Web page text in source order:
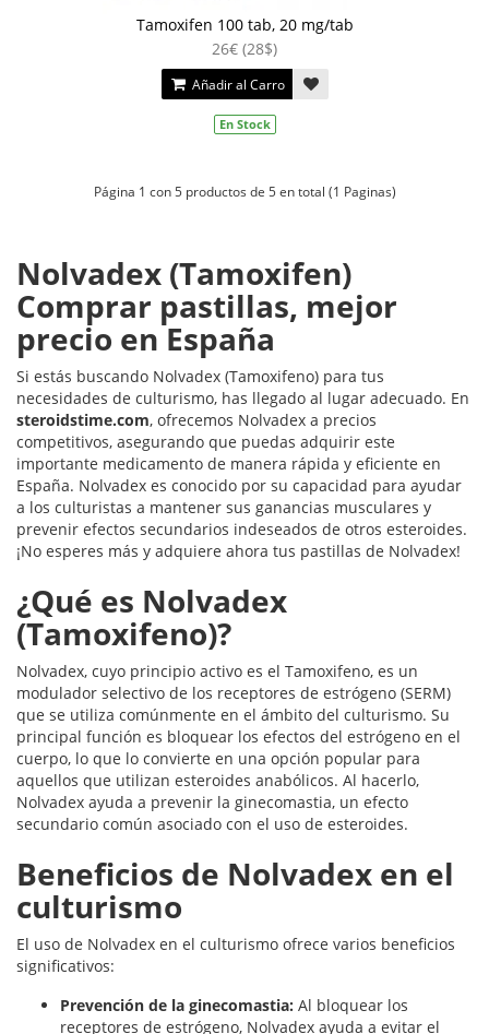
Tamoxifen 100 tab, 20 mg/tab
26€ (28$)
Añadir al Carro
En Stock
Página 1 con 5 productos de 5 en total (1 Paginas)
Nolvadex (Tamoxifen)
Comprar pastillas, mejor
precio en España
Si estás buscando Nolvadex (Tamoxifeno) para tus
necesidades de culturismo, has llegado al lugar adecuado. En
steroidstime.com, ofrecemos Nolvadex a precios
competitivos, asegurando que puedas adquirir este
importante medicamento de manera rápida y eficiente en
España. Nolvadex es conocido por su capacidad para ayudar
a los culturistas a mantener sus ganancias musculares y
prevenir efectos secundarios indeseados de otros esteroides.
¡No esperes más y adquiere ahora tus pastillas de Nolvadex!
¿Qué es Nolvadex
(Tamoxifeno)?
Nolvadex, cuyo principio activo es el Tamoxifeno, es un
modulador selectivo de los receptores de estrógeno (SERM)
que se utiliza comúnmente en el ámbito del culturismo. Su
principal función es bloquear los efectos del estrógeno en el
cuerpo, lo que lo convierte en una opción popular para
aquellos que utilizan esteroides anabólicos. Al hacerlo,
Nolvadex ayuda a prevenir la ginecomastia, un efecto
secundario común asociado con el uso de esteroides.
Beneficios de Nolvadex en el
culturismo
El uso de Nolvadex en el culturismo ofrece varios beneficios
significativos:
Prevención de la ginecomastia: Al bloquear los
receptores de estrógeno, Nolvadex ayuda a evitar el